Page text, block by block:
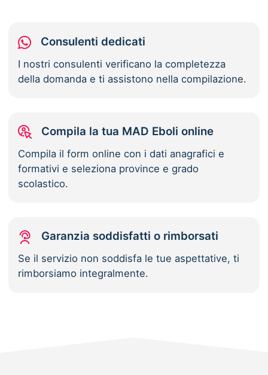
Consulenti dedicati
I nostri consulenti verificano la completezza
della domanda e ti assistono nella compilazione.
Compila la tua MAD Eboli online
Compila il form online con i dati anagrafici e
formativi e seleziona province e grado
scolastico.
Garanzia soddisfatti o rimborsati
Se il servizio non soddisfa le tue aspettative, ti
rimborsiamo integralmente.